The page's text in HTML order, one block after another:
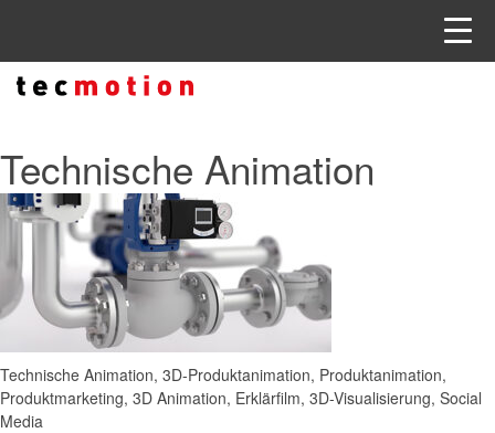
Technische Animation
Technische Animation, 3D-Produktanimation, Produktanimation,
Produktmarketing, 3D Animation, Erklärfilm, 3D-Visualisierung, Social
Media